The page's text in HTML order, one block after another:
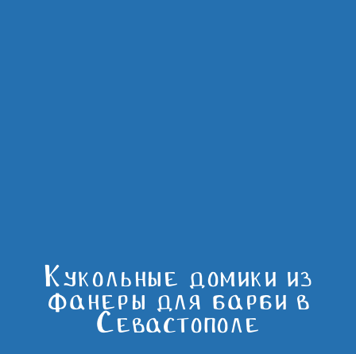
Кукольные домики из
фанеры для барби в
Севастополе